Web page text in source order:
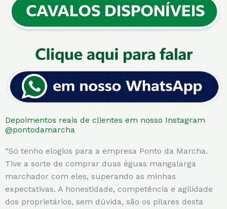
Depoimentos reais de clientes em nosso Instagram
@pontodamarcha
“Só tenho elogios para a empresa Ponto da Marcha.
Tive a sorte de comprar duas éguas mangalarga
marchador com eles, superando as minhas
expectativas. A honestidade, competência e agilidade
dos proprietários, sem dúvida, são os pilares desta